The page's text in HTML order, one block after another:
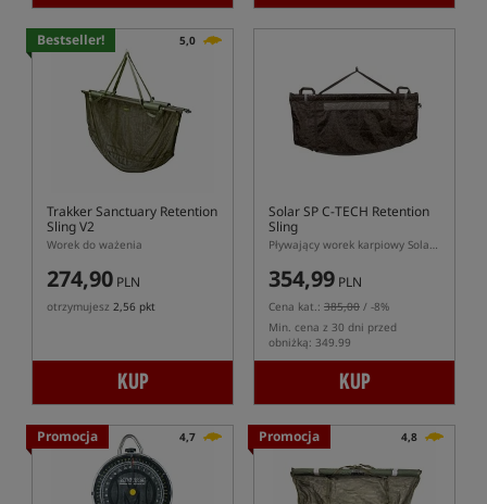
Bestseller! 5,0
Trakker Sanctuary Retention
Sling V2
Worek do ważenia
274,90 PLN
otrzymujesz 2,56 pkt
KUP
Solar SP C-TECH Retention
Sling
Pływający worek karpiowy Solar SP C-TECH do przetrzymywania i ważenia
354,99 PLN
Cena kat.: 385,00 / -8%
Min. cena z 30 dni przed
obniżką: 349.99
KUP
Promocja 4,7 Promocja 4,8